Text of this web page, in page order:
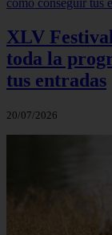
XLV
toda la
tus entradas
20/07/2026